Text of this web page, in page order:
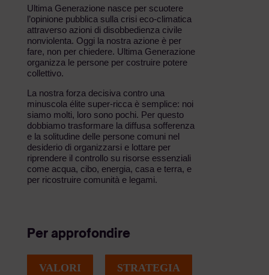
Ultima Generazione nasce per scuotere
l’opinione pubblica sulla crisi eco-climatica
attraverso azioni di disobbedienza civile
nonviolenta. Oggi la nostra azione è per
fare, non per chiedere. Ultima Generazione
organizza le persone per costruire potere
collettivo.
La nostra forza decisiva contro una
minuscola élite super-ricca è semplice: noi
siamo molti, loro sono pochi. Per questo
dobbiamo trasformare la diffusa sofferenza
e la solitudine delle persone comuni nel
desiderio di organizzarsi e lottare per
riprendere il controllo su risorse essenziali
come acqua, cibo, energia, casa e terra, e
per ricostruire comunità e legami.
Per approfondire
VALORI STRATEGIA